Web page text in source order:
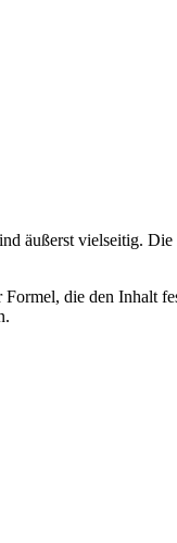
äußerst vielseitig.
Formel, die den Inhalt